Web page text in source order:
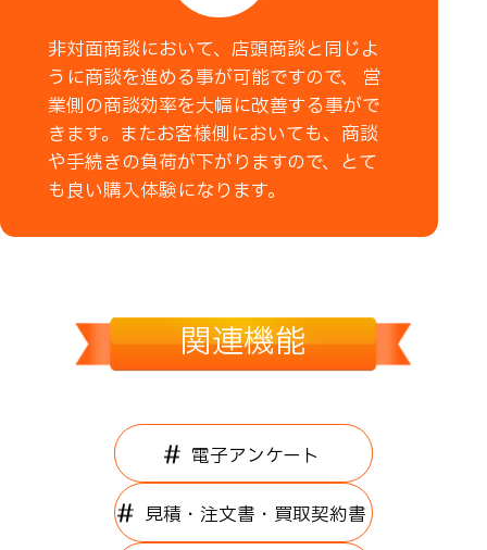
非対面商談において、店頭商談と同じよ
うに商談を進める事が可能ですので、 営
業側の商談効率を大幅に改善する事がで
きます。またお客様側においても、商談
や手続きの負荷が下がりますので、とて
も良い購入体験になります。
関連機能
電子アンケート
見積・注文書・買取契約書